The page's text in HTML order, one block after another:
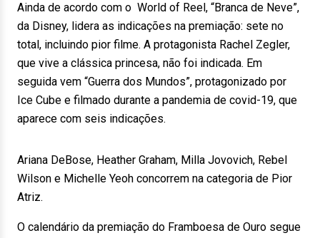
Ainda de acordo com o World of Reel, “Branca de Neve”,
da Disney, lidera as indicações na premiação: sete no
total, incluindo pior filme. A protagonista Rachel Zegler,
que vive a clássica princesa, não foi indicada. Em
seguida vem “Guerra dos Mundos”, protagonizado por
Ice Cube e filmado durante a pandemia de covid-19, que
aparece com seis indicações.
Ariana DeBose, Heather Graham, Milla Jovovich, Rebel
Wilson e Michelle Yeoh concorrem na categoria de Pior
Atriz.
O calendário da premiação do Framboesa de Ouro segue